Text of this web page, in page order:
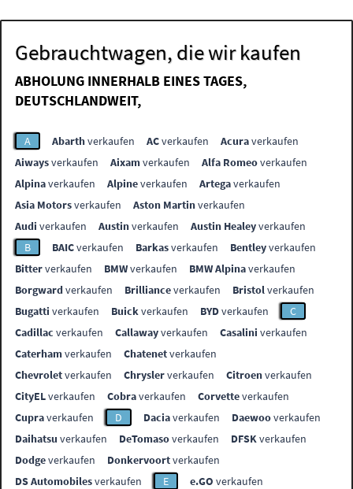
Gebrauchtwagen, die wir kaufen
ABHOLUNG INNERHALB EINES TAGES,
DEUTSCHLANDWEIT,
A Abarthverkaufen ACverkaufen Acuraverkaufen
Aiwaysverkaufen Aixamverkaufen Alfa Romeoverkaufen
Alpinaverkaufen Alpineverkaufen Artegaverkaufen
Asia Motorsverkaufen Aston Martinverkaufen
Audi verkaufen Austinverkaufen Austin Healeyverkaufen
B
BAICverkaufen Barkasverkaufen Bentleyverkaufen
Bitterverkaufen BMWverkaufen BMW Alpinaverkaufen
Borgwardverkaufen Brillianceverkaufen Bristolverkaufen
Bugatti verkaufen Buickverkaufen BYDverkaufen
C
Cadillac verkaufen Callawayverkaufen Casalini verkaufen
Caterhamverkaufen Chatenetverkaufen
Chevroletverkaufen Chryslerverkaufen Citroenverkaufen
CityELverkaufen Cobraverkaufen Corvetteverkaufen
Cupraverkaufen D Daciaverkaufen Daewooverkaufen
Daihatsu verkaufen DeTomasoverkaufen DFSKverkaufen
Dodgeverkaufen Donkervoortverkaufen
DS Automobilesverkaufen E e.GO verkaufen